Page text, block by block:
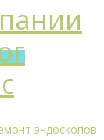
эндоскопов